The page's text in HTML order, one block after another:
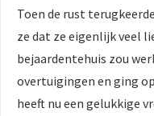
Toen de rust
ze dat ze eigenlijk veel
bejaardentehuis zou
overtuigingen en ging
heeft nu een gelukkige